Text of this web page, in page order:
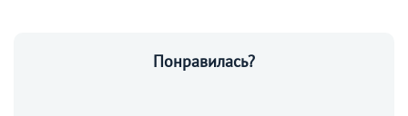
Понравилась?